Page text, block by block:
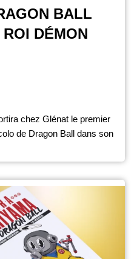
BALL
DÉMON
chez Glénat le premier
de Dragon Ball dans son